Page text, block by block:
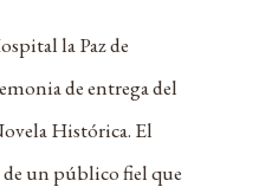
la Paz de
de entrega del
Histórica. El
un público fiel que